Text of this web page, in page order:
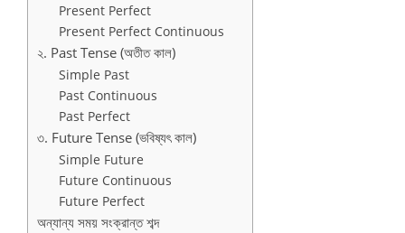
Present Perfect
Present Perfect Continuous
২. Past Tense (অতীত কাল)
Simple Past
Past Continuous
Past Perfect
৩. Future Tense (ভবিষ্যৎ কাল)
Simple Future
Future Continuous
Future Perfect
অন্যান্য সময় সংক্রান্ত শব্দ